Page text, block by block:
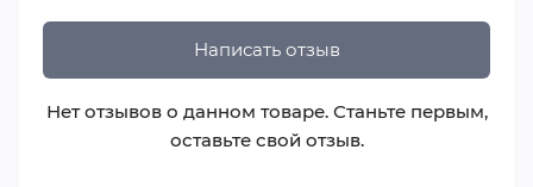
Велосипед полностью укомплектован для
городской эксплуатации:
Защитное
оборудование: Полноразмерные передний
Написать отзыв
Нет отзывов о данном товаре. Станьте первым,
оставьте свой отзыв.